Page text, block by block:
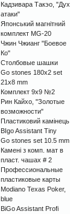
Кадзивара Такэо, "Дух
атаки"
Японський магнітний
комплект MG-20
Чжин Чжианг "Боевое
Ко"
Столбовые шашки
Go stones 180x2 set
21x8 mm
Комплект 9х9 №2
Рин Кайхо, "Золотые
возможности"
Пластиковий камінець
BIgo Assistant Tiny
Go stones set 10.5 mm
Камені з комп. мат в
пласт. чашах # 2
Профессиональные
пластиковые карты
Modiano Texas Poker,
blue
BiGo Assistant Profi